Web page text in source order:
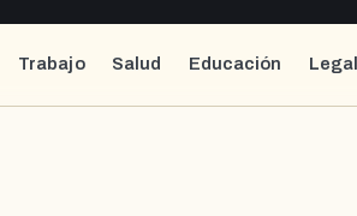
Trabajo Salud Educación Legal